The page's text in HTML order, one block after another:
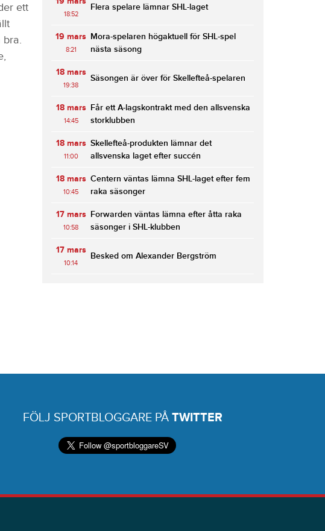
ett
bra.
18:52
Flera spelare lämnar SHL-laget
19 mars
8:21
Mora-spelaren högaktuell för SHL-spel
nästa säsong
18 mars
19:38
Säsongen är över för Skellefteå-spelaren
18 mars
14:45
Får ett A-lagskontrakt med den allsvenska
storklubben
18 mars
11:00
Skellefteå-produkten lämnar det
allsvenska laget efter succén
18 mars
10:45
Centern väntas lämna SHL-laget efter fem
raka säsonger
17 mars
10:58
Forwarden väntas lämna efter åtta raka
säsonger i SHL-klubben
17 mars
10:14
Besked om Alexander Bergström
FÖLJ SPORTBLOGGARE PÅ TWITTER